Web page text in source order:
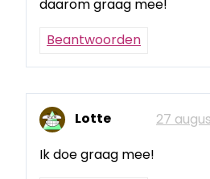
daarom graag mee!
Beantwoorden
Lotte
27
Ik doe graag mee!